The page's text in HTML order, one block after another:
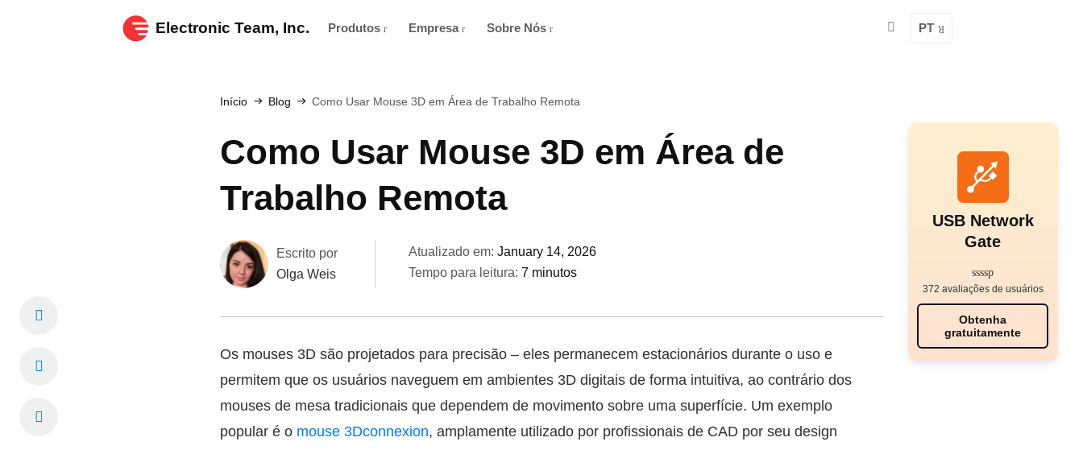
Electronic Team, Inc. Produtos Empresa Sobre Nós PT
Início Blog Como Usar Mouse 3D em Área de Trabalho Remota
Como Usar Mouse 3D em Área de
Trabalho Remota
Escrito por
Olga Weis
Atualizado em: January 14, 2026
Tempo para leitura: 7 minutos
Os mouses 3D são projetados para precisão – eles permanecem estacionários durante o uso e
permitem que os usuários naveguem em ambientes 3D digitais de forma intuitiva, ao contrário dos
mouses de mesa tradicionais que dependem de movimento sobre uma superfície. Um exemplo
popular é o mouse 3Dconnexion, amplamente utilizado por profissionais de CAD por seu design
USB Network
Gate
372 avaliações de usuários
Obtenha
gratuitamente